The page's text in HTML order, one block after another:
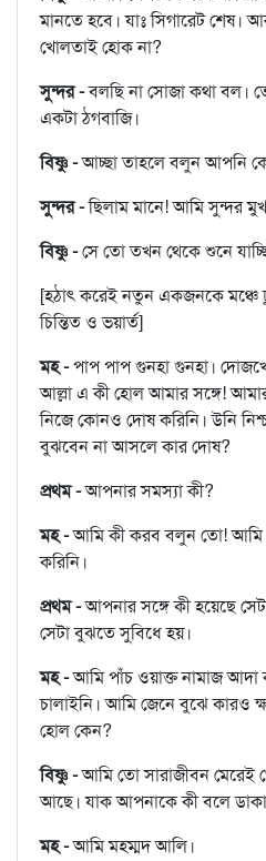
মানতে হবে। যাঃ সিগারেট শেষ।
খোলতাই হোক না?
সুন্দর -বলছি না সোজা কথা বল।
একটা ঠগবাজি।
বিষ্ণু -আচ্ছা তাহলে বলুন আপনি
সুন্দর -ছিলাম মানে! আমি সুন্দর
বিষ্ণু -সে তো তখন থেকে শুনে
[হঠাৎ করেই নতুন একজনকে মঞ্চে
চিন্তিত ও ভয়ার্ত]
মহ -পাপ পাপ গুনহা গুনহা।
আল্লা এ কী হোল আমার সঙ্গে!
নিজে কোনও দোষ করিনি। উনি
বুঝবেন না আসলে কার দোষ?
প্রথম -আপনার সমস্যা কী?
মহ -আমি কী করব বলুন তো! আমি
করিনি।
প্রথম -আপনার সঙ্গে কী হয়েছে
সেটা বুঝতে সুবিধে হয়।
মহ -আমি পাঁচ ওয়াক্ত নামাজ আদা
চালাইনি। আমি জেনে বুঝে কারও
হোল কেন?
বিষ্ণু -আমি তো সারাজীবন মেরেই
আছে। যাক আপনাকে কী বলে ডাকা
মহ -আমি মহম্মদ আলি।